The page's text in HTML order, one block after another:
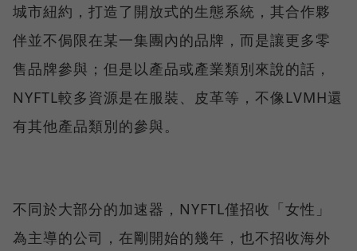
城市紐約，打造了開放式的生態系統，其合作夥
伴並不侷限在某一集團內的品牌，而是讓更多零
售品牌參與；但是以產品或產業類別來說的話，
NYFTL較多資源是在服裝、皮革等，不像LVMH還
有其他產品類別的參與。
不同於大部分的加速器，NYFTL僅招收「女性」
為主導的公司，在剛開始的幾年，也不招收海外